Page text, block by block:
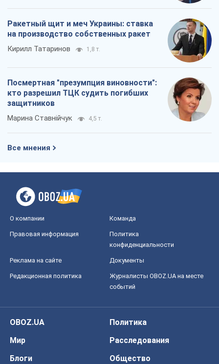
Ракетный щит и меч Украины: ставка
на производство собственных ракет
Кирилл Татаринов 1,8 т.
Посмертная "презумпция виновности":
кто разрешил ТЦК судить погибших
защитников
Марина Ставнійчук 4,5 т.
Все мнения
О компании Команда
Правовая информация
Политика
конфиденциальности
Реклама на сайте Документы
Редакционная политика
Журналисты OBOZ.UA на месте
событий
OBOZ.UA
Политика
Мир
Расследования
Блоги
Общество